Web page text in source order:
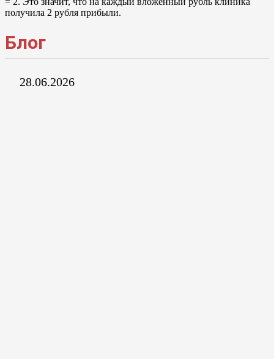
получила 2 рубля прибыли.
Блог
28.06.2026